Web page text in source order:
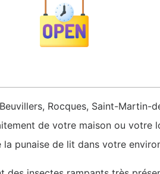
Rocques, Saint-
de votre maison ou votre
punaise de lit dans votre